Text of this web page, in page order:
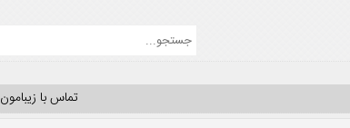
تماس با زیبامون